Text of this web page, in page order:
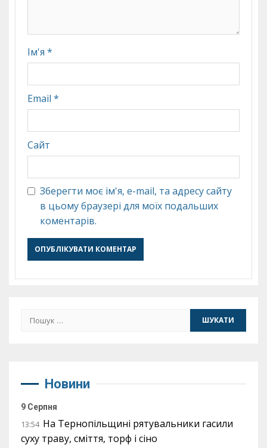
Ім'я *
Email *
Сайт
Зберегти моє ім'я, e-mail, та адресу сайту
в цьому браузері для моїх подальших
коментарів.
Пошук:
Новини
9 Серпня
13:54 На Тернопільщині рятувальники гасили
суху траву, сміття, торф і сіно